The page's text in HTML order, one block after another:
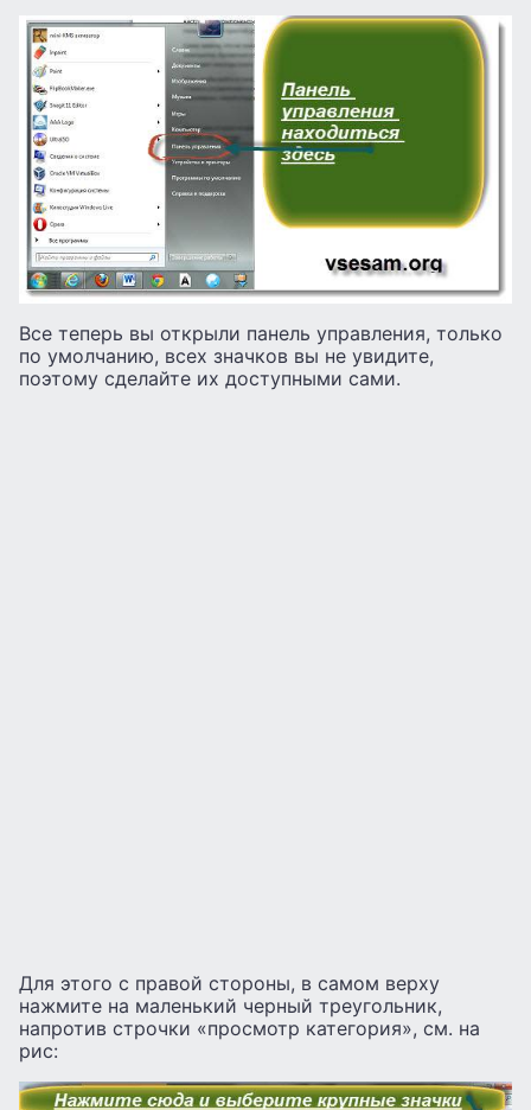
Все теперь вы открыли панель управления, только
по умолчанию, всех значков вы не увидите,
поэтому сделайте их доступными сами.
Для этого с правой стороны, в самом верху
нажмите на маленький черный треугольник,
напротив строчки «просмотр категория», см. на
рис: